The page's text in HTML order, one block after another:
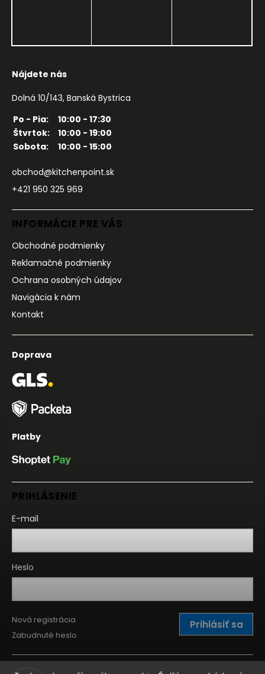
Nájdete nás
Dolná 10/143, Banská Bystrica
Po - Pia:
10:00 - 17:30
Štvrtok:
10:00 - 19:00
Sobota:
10:00 - 15:00
obchod@kitchenpoint.sk
+421 950 325 969
INFORMÁCIE PRE VÁS
Obchodné podmienky
Reklamačné podmienky
Ochrana osobných údajov
Navigácia k nám
Kontakt
Doprava
Platby
PRIHLÁSENIE
E-mail
Heslo
Prihlásiť sa
Nová registrácia
Zabudnuté heslo